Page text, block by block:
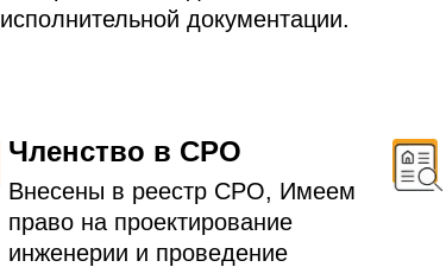
Внесены в реестр СРО, Имеем
право на проектирование
инженерии и проведение
Членство в СРО
исполнительной документации.